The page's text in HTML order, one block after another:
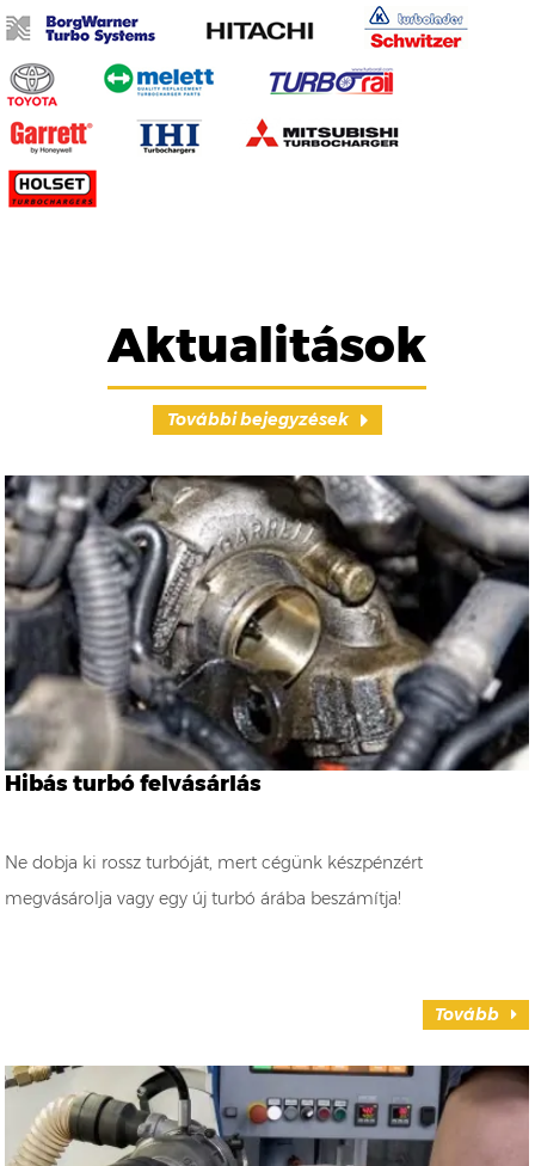
Aktualitások
További bejegyzések
Hibás turbó felvásárlás
Ne dobja ki rossz turbóját, mert cégünk készpénzért
megvásárolja vagy egy új turbó árába beszámítja!
Tovább